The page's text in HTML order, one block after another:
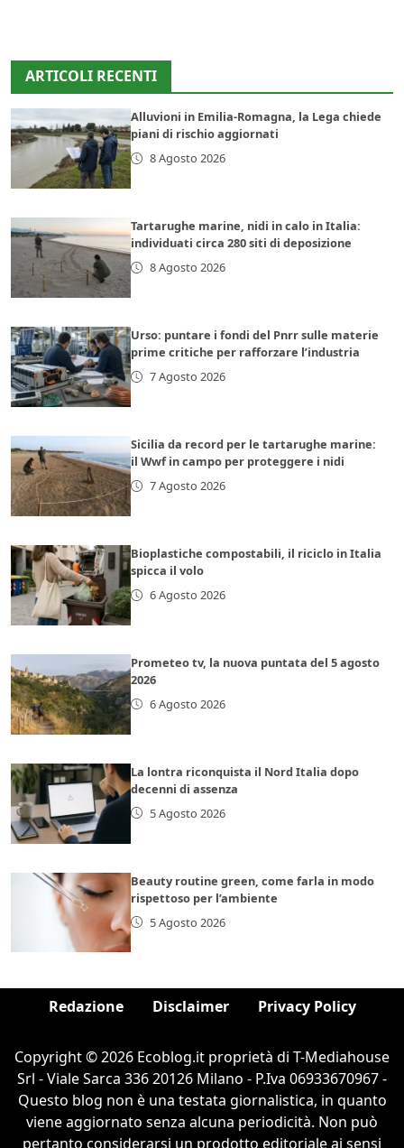
ARTICOLI RECENTI
Alluvioni in Emilia-Romagna, la Lega chiede
piani di rischio aggiornati
8 Agosto 2026
Tartarughe marine, nidi in calo in Italia:
individuati circa 280 siti di deposizione
8 Agosto 2026
Urso: puntare i fondi del Pnrr sulle materie
prime critiche per rafforzare l’industria
7 Agosto 2026
Sicilia da record per le tartarughe marine:
il Wwf in campo per proteggere i nidi
7 Agosto 2026
Bioplastiche compostabili, il riciclo in Italia
spicca il volo
6 Agosto 2026
Prometeo tv, la nuova puntata del 5 agosto
2026
6 Agosto 2026
La lontra riconquista il Nord Italia dopo
decenni di assenza
5 Agosto 2026
Beauty routine green, come farla in modo
rispettoso per l’ambiente
5 Agosto 2026
Redazione Disclaimer Privacy Policy
Copyright © 2026 Ecoblog.it proprietà di T-Mediahouse
Srl - Viale Sarca 336 20126 Milano - P.Iva 06933670967 -
Questo blog non è una testata giornalistica, in quanto
viene aggiornato senza alcuna periodicità. Non può
pertanto considerarsi un prodotto editoriale ai sensi